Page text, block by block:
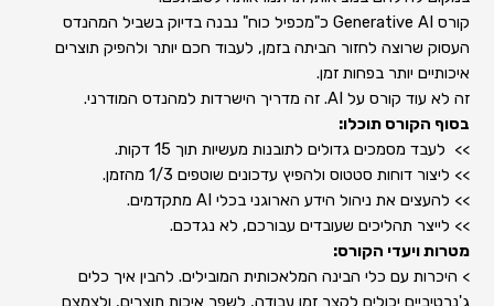
קורס Generative AI כ"מכפיל כוח" נבנה בדיוק בשביל המהנדס
העסוק שרוצה לחזור הביתה בזמן, לעבוד חכם יותר ולהפיק תוצרים
איכותיים יותר בפחות זמן.
זה לא עוד קורס על AI. זה מדריך הישרדות למהנדס המודרני.
בסוף הקורס תוכלו:
>> לעבד מסמכים גדולים לתובנות מעשיות תוך 15 דקות.
>> ליצור דוחות סטטוס ולהפיץ עדכונים שוטפים 1/3 מהזמן.
>> להעצים את ניהול הידע הארוגני בכלי AI מתקדמים.
>> לייצר תהליכים שעובדים עבורכם, לא נגדכם.
מטרות ויעדי הקורס:
> היכרות עם כלי הבינה המלאכותית המובילים. להבין איך כלים
ג'נרטיביים יכולים לקצר זמן עבודה, לשפר איכות תוצרים, ולצמצם